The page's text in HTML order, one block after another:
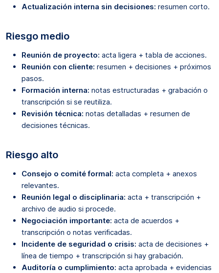
Actualización interna sin decisiones: resumen corto.
Riesgo medio
Reunión de proyecto: acta ligera + tabla de acciones.
Reunión con cliente: resumen + decisiones + próximos
pasos.
Formación interna: notas estructuradas + grabación o
transcripción si se reutiliza.
Revisión técnica: notas detalladas + resumen de
decisiones técnicas.
Riesgo alto
Consejo o comité formal: acta completa + anexos
relevantes.
Reunión legal o disciplinaria: acta + transcripción +
archivo de audio si procede.
Negociación importante: acta de acuerdos +
transcripción o notas verificadas.
Incidente de seguridad o crisis: acta de decisiones +
línea de tiempo + transcripción si hay grabación.
Auditoría o cumplimiento: acta aprobada + evidencias